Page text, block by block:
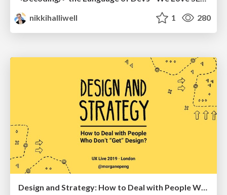
nikkihalliwell
1 280
Design and Strategy: How to Deal with People Who Don’t "Get" Design